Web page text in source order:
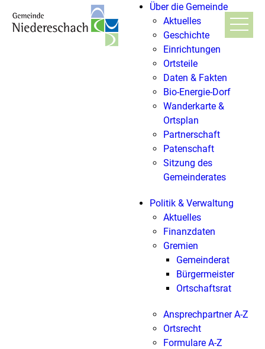
Über die Gemeinde
Aktuelles
Geschichte
Einrichtungen
Ortsteile
Daten & Fakten
Bio-Energie-Dorf
Wanderkarte &
Ortsplan
Partnerschaft
Patenschaft
Sitzung des
Gemeinderates
Politik & Verwaltung
Aktuelles
Finanzdaten
Gremien
Gemeinderat
Bürgermeister
Ortschaftsrat
Ansprechpartner A-Z
Ortsrecht
Formulare A-Z